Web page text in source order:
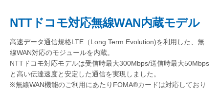
NTTドコモ対応無線WAN内蔵モデル
高速データ通信規格LTE（Long Term Evolution)を利用した、無
線WAN対応のモジュールを内蔵。
NTTドコモ対応モデルは受信時最大300Mbps/送信時最大50Mbps
と高い伝達速度と安定した通信を実現しました。
※無線WAN機能のご利用にあたりFOMA®カードは対応しており